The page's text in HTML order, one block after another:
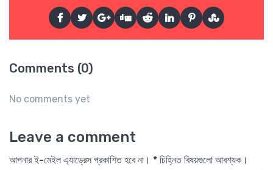
Comments (0)
No comments yet
Leave a comment
আপনার ই-মেইল এ্যাড্রেস প্রকাশিত হবে না। * চিহ্নিত বিষয়গুলো আবশ্যক।